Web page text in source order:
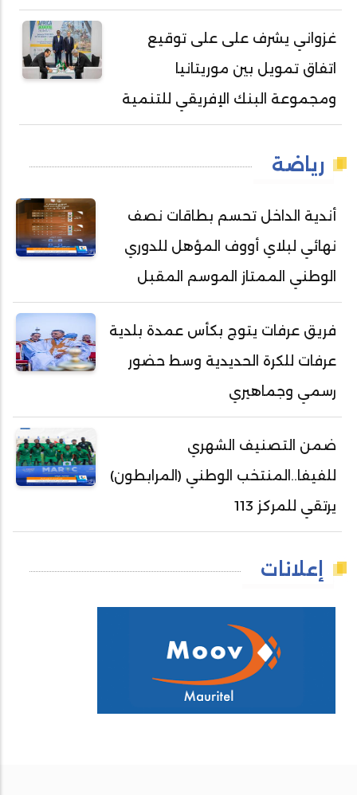
غزواني يشرف على على توقيع
اتفاق تمويل بين موريتانيا
ومجموعة البنك الإفريقي للتنمية
رياضة
أندية الداخل تحسم بطاقات نصف
نهائي لبلاي أووف المؤهل للدوري
الوطني الممتاز الموسم المقبل
فريق عرفات يتوج بكأس عمدة بلدية
عرفات للكرة الحديدية وسط حضور
رسمي وجماهيري
ضمن التصنيف الشهري
للفيفا..المنتخب الوطني (المرابطون)
يرتقي للمركز 113
إعلانات